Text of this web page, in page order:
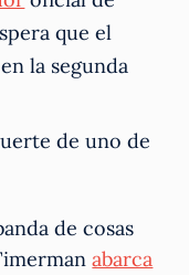
que el
la segunda
de uno de
de cosas
abarca